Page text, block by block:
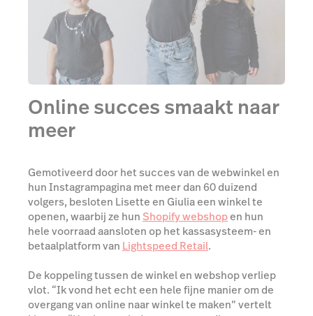
Online succes smaakt naar
meer
Gemotiveerd door het succes van de webwinkel en
hun Instagrampagina met meer dan 60 duizend
volgers, besloten Lisette en Giulia een winkel te
openen, waarbij ze hun Shopify webshopen hun
hele voorraad aansloten op het kassasysteem- en
betaalplatform van Lightspeed Retail.
De koppeling tussen de winkel en webshop verliep
vlot. “Ik vond het echt een hele fijne manier om de
overgang van online naar winkel te maken” vertelt